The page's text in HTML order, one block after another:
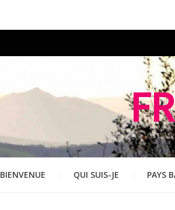
BIENVENUE QUI SUIS-JE PAYS